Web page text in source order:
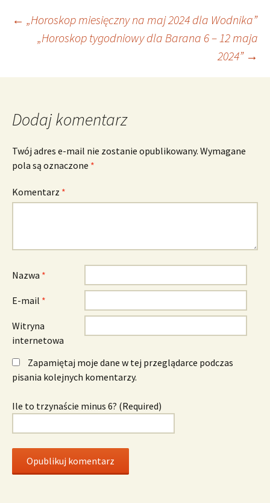
Nawigacja
← „Horoskop miesięczny na maj 2024 dla Wodnika”
„Horoskop tygodniowy dla Barana 6 – 12 maja
2024” →
Dodaj komentarz
Twój adres e-mail nie zostanie opublikowany. Wymagane
pola są oznaczone *
Komentarz *
Nazwa *
E-mail *
Witryna
internetowa
Zapamiętaj moje dane w tej przeglądarce podczas
pisania kolejnych komentarzy.
Ile to trzynaście minus 6? (Required)